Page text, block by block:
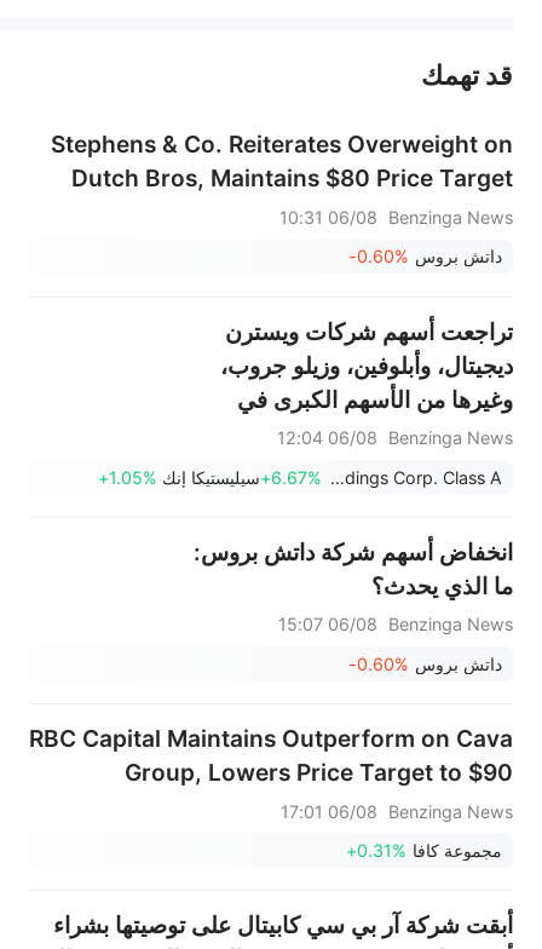
عند الضرورة، يرجى استشارة مستشار استثمار محترف. لا تقدم منصة سهم أي مشورة استثمارية، ولا تقدم أي التزامات أو ضمانات.
قد تهمك
Stephens & Co. Reiterates Overweight on
Dutch Bros, Maintains $80 Price Target
Benzinga News
06/08 10:31
داتش بروس -0.60%
تراجعت أسهم شركات ويسترن
ديجيتال، وأبلوفين، وزيلو جروب،
وغيرها من الأسهم الكبرى في
جلسة ما قبل افتتاح السوق يوم
الخميس.
Benzinga News
06/08 12:04
UWM Holdings Corp. Class A
+6.67%سيليستيكا إنك +1.05%
انخفاض أسهم شركة داتش بروس:
ما الذي يحدث؟
Benzinga News
06/08 15:07
داتش بروس -0.60%
RBC Capital Maintains Outperform on Cava
Group, Lowers Price Target to $90
Benzinga News
06/08 17:01
مجموعة كافا +0.31%
أبقت شركة آر بي سي كابيتال على توصيتها بشراء